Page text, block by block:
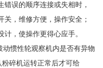
误的顺序连接或失相时，
，维修方便，操作安全；
，使操作更得心应手。
惯性轮观察机内是否有异物
碎机运转正常后才可给